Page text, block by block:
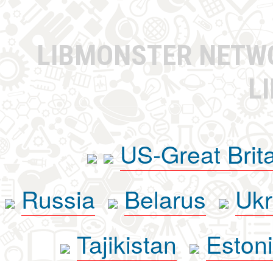
LIBMONSTER
US-Great
Russia
Belarus
Tajikistan